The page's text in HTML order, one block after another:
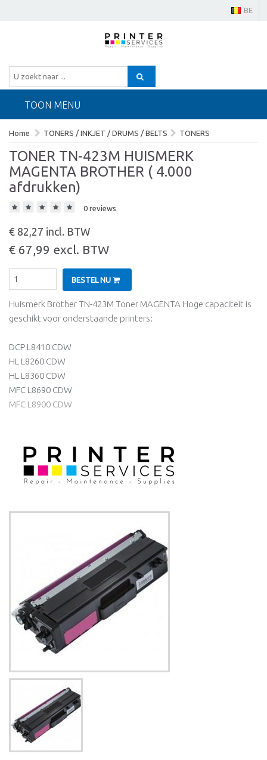
BE
TOON MENU
Home TONERS / INKJET / DRUMS / BELTS TONERS
TONER TN-423M HUISMERK
MAGENTA BROTHER ( 4.000
afdrukken)
0 reviews
€ 82,27 incl. BTW
€ 67,99 excl. BTW
BESTEL NU
Huismerk Brother TN-423M Toner MAGENTA Hoge capaciteit is
geschikt voor onderstaande printers:
DCP L8410 CDW
HL L8260 CDW
HL L8360 CDW
MFC L8690 CDW
MFC L8900 CDW